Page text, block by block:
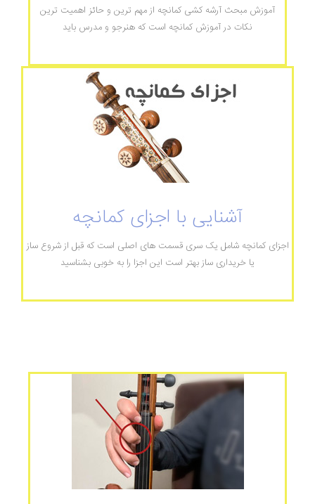
آموزش مبحث آرشه کشی کمانچه از مهم ترین و حائز اهمیت ترین
نکات در آموزش کمانچه است که هنرجو و مدرس باید
آشنایی با اجزای کمانچه
اجزای کمانچه شامل یک سری قسمت های اصلی است که قبل از شروع ساز
یا خریداری ساز بهتر است این اجزا را به خوبی بشناسید